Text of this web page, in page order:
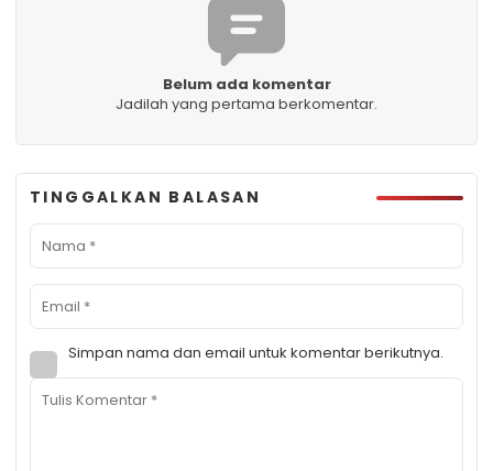
Belum ada komentar
Jadilah yang pertama berkomentar.
TINGGALKAN BALASAN
Simpan nama dan email untuk komentar berikutnya.